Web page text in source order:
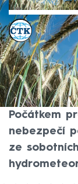
ČTK
2. kvě 2026,
Kvůli
teplu hrozí
kraje po
Počátkem
nebezpečí
ze